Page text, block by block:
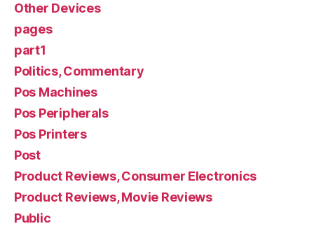
Other Devices
pages
part1
Politics, Commentary
Pos Machines
Pos Peripherals
Pos Printers
Post
Product Reviews, Consumer Electronics
Product Reviews, Movie Reviews
Public